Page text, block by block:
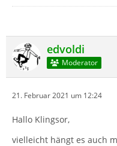
edvoldi
Moderator
21. Februar 2021 um 12:24
Hallo Klingsor,
vielleicht hängt es auch